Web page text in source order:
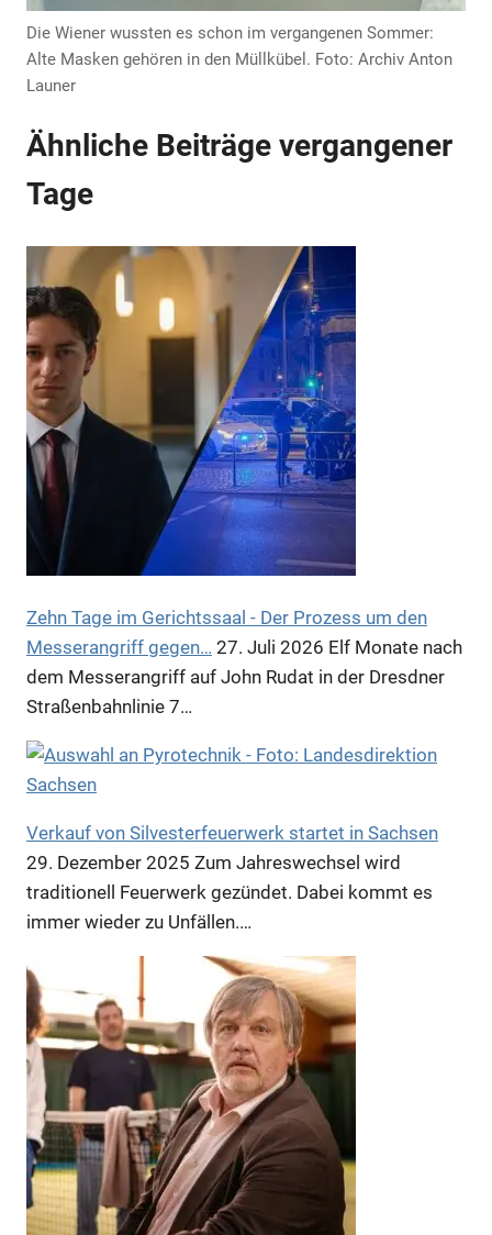
Anzeige
Anzeige
Anzeige
Anzeige
Anzeige
Anzeige
Die Wiener wussten es schon im vergangenen Sommer:
Alte Masken gehören in den Müllkübel. Foto: Archiv Anton
Launer
Ähnliche Beiträge vergangener
Tage
Zehn Tage im Gerichtssaal - Der Prozess um den
Messerangriff gegen… 27. Juli 2026 Elf Monate nach
dem Messerangriff auf John Rudat in der Dresdner
Straßenbahnlinie 7…
Verkauf von Silvesterfeuerwerk startet in Sachsen
29. Dezember 2025 Zum Jahreswechsel wird
traditionell Feuerwerk gezündet. Dabei kommt es
immer wieder zu Unfällen.…